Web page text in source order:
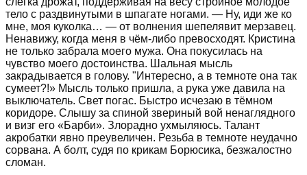
тело с раздвинутыми в шпагате ногами. — Ну, иди же ко
мне, моя куколка… — от волнения шепелявит мерзавец.
Ненавижу, когда меня в чём-либо превосходят. Кристина
не только забрала моего мужа. Она покусилась на
чувство моего достоинства. Шальная мысль
закрадывается в голову. "Интересно, а в темноте она так
сумеет?!» Мысль только пришла, а рука уже давила на
выключатель. Свет погас. Быстро исчезаю в тёмном
коридоре. Слышу за спиной звериный вой ненаглядного
и визг его «Барби». Злорадно ухмыляюсь. Талант
акробатки явно преувеличен. Резьба в темноте неудачно
сорвана. А болт, судя по крикам Борюсика, безжалостно
сломан.